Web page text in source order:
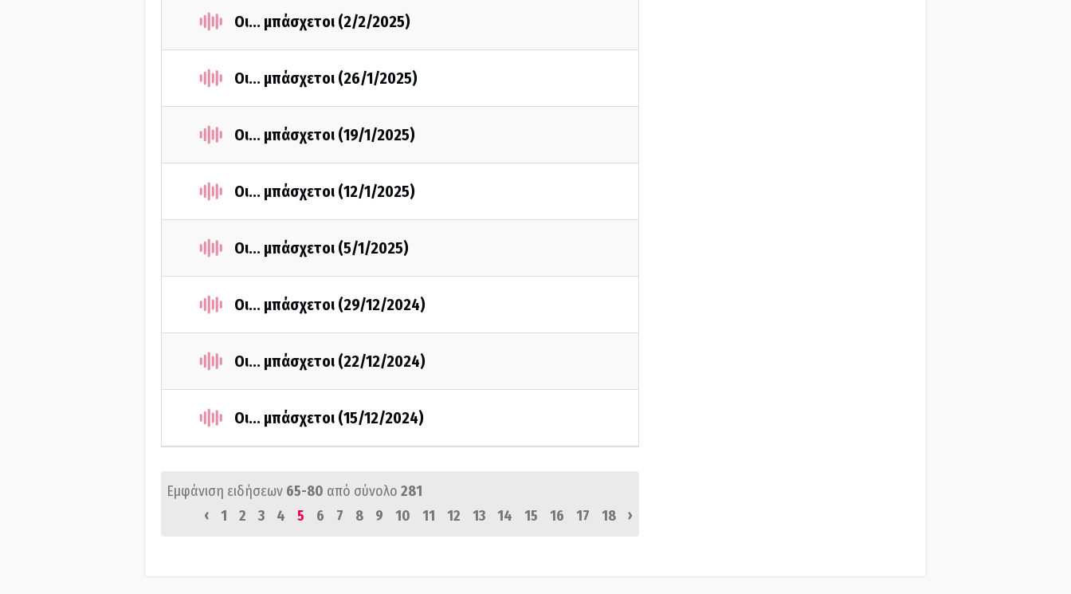
Οι... μπάσχετοι (2/2/2025)
Οι... μπάσχετοι (26/1/2025)
Οι... μπάσχετοι (19/1/2025)
Οι... μπάσχετοι (12/1/2025)
Οι... μπάσχετοι (5/1/2025)
Οι... μπάσχετοι (29/12/2024)
Οι... μπάσχετοι (22/12/2024)
Οι... μπάσχετοι (15/12/2024)
Εμφάνιση ειδήσεων 65-80 από σύνολο 281
‹
1 2 3 4 5 6 7 8 9 10 11 12 13 14 15 16 17 18 ›